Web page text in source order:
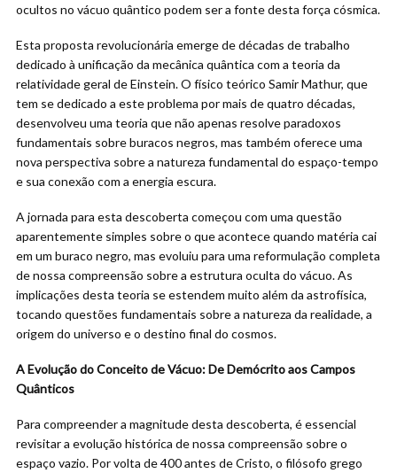
ocultos no vácuo quântico podem ser a fonte desta força cósmica.
Esta proposta revolucionária emerge de décadas de trabalho
dedicado à unificação da mecânica quântica com a teoria da
relatividade geral de Einstein. O físico teórico Samir Mathur, que
tem se dedicado a este problema por mais de quatro décadas,
desenvolveu uma teoria que não apenas resolve paradoxos
fundamentais sobre buracos negros, mas também oferece uma
nova perspectiva sobre a natureza fundamental do espaço-tempo
e sua conexão com a energia escura.
A jornada para esta descoberta começou com uma questão
aparentemente simples sobre o que acontece quando matéria cai
em um buraco negro, mas evoluiu para uma reformulação completa
de nossa compreensão sobre a estrutura oculta do vácuo. As
implicações desta teoria se estendem muito além da astrofísica,
tocando questões fundamentais sobre a natureza da realidade, a
origem do universo e o destino final do cosmos.
A Evolução do Conceito de Vácuo: De Demócrito aos Campos
Quânticos
Para compreender a magnitude desta descoberta, é essencial
revisitar a evolução histórica de nossa compreensão sobre o
espaço vazio. Por volta de 400 antes de Cristo, o filósofo grego